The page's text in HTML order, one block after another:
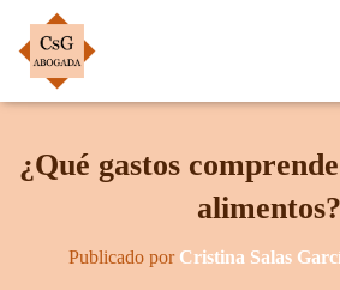
¿Qué gastos
alimentos?
Publicado por Cristina Salas